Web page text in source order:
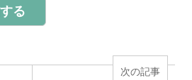
次の記事